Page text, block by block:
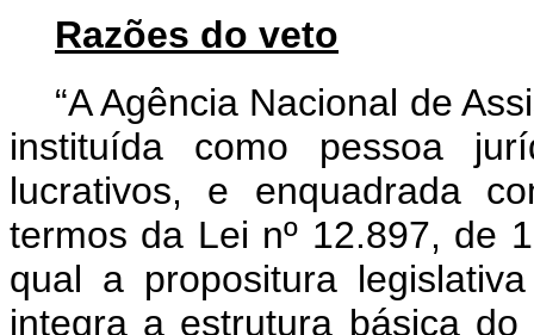
Razões do veto
“A Agência Nacional de
instituída como pessoa
lucrativos, e enquadrada
termos da Lei nº 12.897, de
qual a propositura
integra a estrutura básica